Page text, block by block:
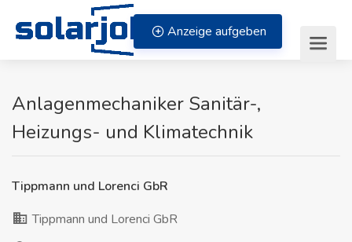
Zum Inhalt springen
Anzeige aufgeben
Anlagenmechaniker Sanitär-,
Heizungs- und Klimatechnik
Tippmann und Lorenci GbR
Tippmann und Lorenci GbR